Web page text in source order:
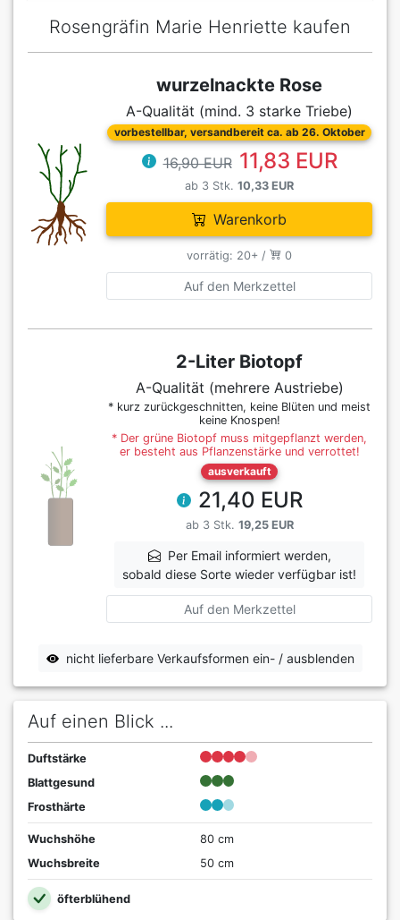
Rosengräfin Marie Henriette kaufen
wurzelnackte Rose
A-Qualität (mind. 3 starke Triebe)
vorbestellbar, versandbereit ca. ab 26. Oktober
16,90 EUR 11,83 EUR
ab 3 Stk. 10,33 EUR
Warenkorb
vorrätig: 20+ / 0
Auf den Merkzettel
2-Liter Biotopf
A-Qualität (mehrere Austriebe)
* kurz zurückgeschnitten, keine Blüten und meist
keine Knospen!
* Der grüne Biotopf muss mitgepflanzt werden,
er besteht aus Pflanzenstärke und verrottet!
ausverkauft
21,40 EUR
ab 3 Stk. 19,25 EUR
Per Email informiert werden,
sobald diese Sorte wieder verfügbar ist!
Auf den Merkzettel
nicht lieferbare Verkaufsformen ein- / ausblenden
Auf einen Blick ...
Duftstärke
Blattgesund
Frosthärte
Wuchshöhe
80 cm
Wuchsbreite
50 cm
öfterblühend